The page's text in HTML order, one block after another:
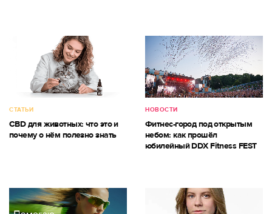
СТАТЬИ
CBD для животных: что это и
почему о нём полезно знать
НОВОСТИ
Фитнес-город под открытым
небом: как прошёл
юбилейный DDX Fitness FEST